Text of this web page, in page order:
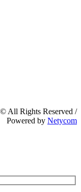
All Rights Reserved /
Powered by Netycom